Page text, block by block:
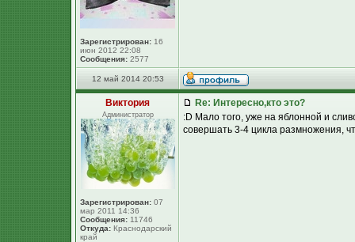
Зарегистрирован: 16
июн 2012 22:08
Сообщения: 2577
12 май 2014 20:53
Виктория
Администратор
Зарегистрирован: 07
мар 2011 14:36
Сообщения: 11746
Откуда: Краснодарский
край
Re: Интересно,кто это?
:D Мало того, уже на яблонной и
совершать 3-4 цикла размножения,